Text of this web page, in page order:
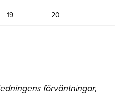
19 20
förväntningar,